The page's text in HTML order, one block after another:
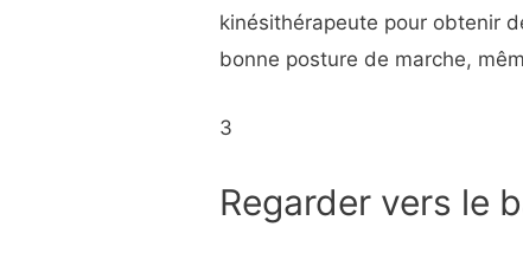
kinésithérapeute pour obtenir
bonne posture de marche,
3
Regarder vers le